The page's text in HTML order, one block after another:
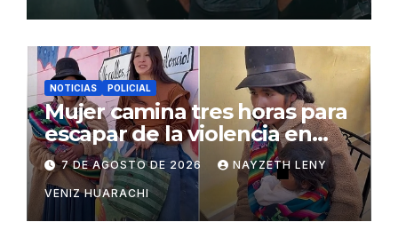
NOTICIAS POLICIAL
Mujer camina tres horas para
escapar de la violencia en
Potosí
7 DE AGOSTO DE 2026 NAYZETH LENY
VENIZ HUARACHI